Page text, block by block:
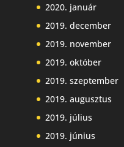
2020. január
2019. december
2019. november
2019. október
2019. szeptember
2019. augusztus
2019. július
2019. június